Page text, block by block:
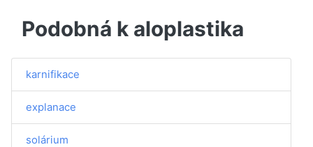
Podobná k aloplastika
karnifikace
explanace
solárium